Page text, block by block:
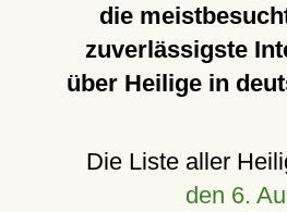
die
zuverlässigste
über Heilige in
Die Liste aller
den 6.